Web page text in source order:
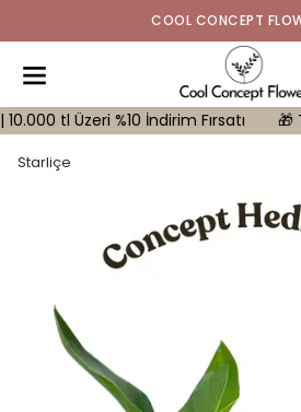
COOL CONCEPT
tl Üzeri %10 İndirim Fırsatı 🎁 Tüm
Starliçe